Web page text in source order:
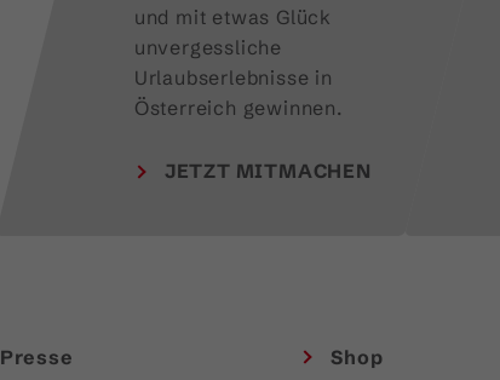
und mit etwas Glück
unvergessliche
Urlaubserlebnisse in
Österreich gewinnen.
JETZT MITMACHEN
Presse Shop